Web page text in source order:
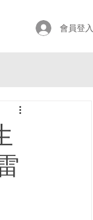
會員登入